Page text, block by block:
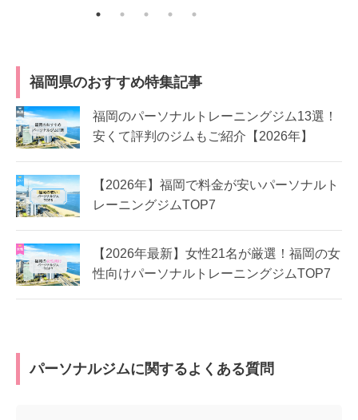
福岡県のおすすめ特集記事
福岡のパーソナルトレーニングジム13選！
安くて評判のジムもご紹介【2026年】
【2026年】福岡で料金が安いパーソナルト
レーニングジムTOP7
【2026年最新】女性21名が厳選！福岡の女
性向けパーソナルトレーニングジムTOP7
パーソナルジムに関するよくある質問